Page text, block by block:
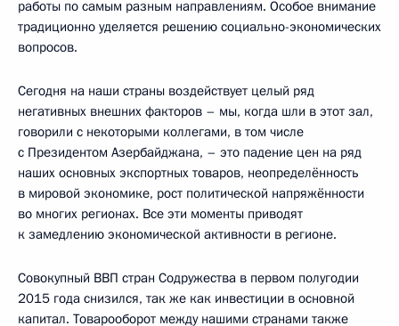
работы по самым разным направлениям. Особое внимание
традиционно уделяется решению социально-экономических
вопросов.
Сегодня на наши страны воздействует целый ряд
негативных внешних факторов – мы, когда шли в этот зал,
говорили с некоторыми коллегами, в том числе
с Президентом Азербайджана, – это падение цен на ряд
наших основных экспортных товаров, неопределённость
в мировой экономике, рост политической напряжённости
во многих регионах. Все эти моменты приводят
к замедлению экономической активности в регионе.
Совокупный ВВП стран Содружества в первом полугодии
2015 года снизился, так же как инвестиции в основной
капитал. Товарооборот между нашими странами также